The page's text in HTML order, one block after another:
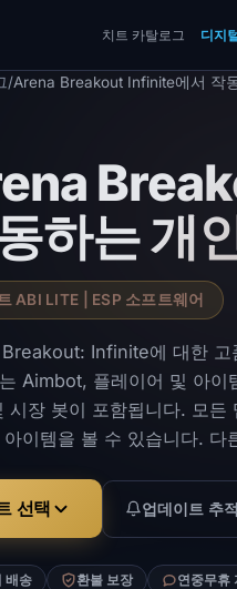
치트 카탈로그 디지
/Arena Breakout Infinite에서 작
하는 개
ABI LITE | ESP 소프트웨어
Infinite에 대한 고
Aimbot, 플레이어 및 아이
시장 봇이 포함됩니다. 모
아이템을 볼 수 있습니다. 다
개발자가 제공하는 내부, 외
선택 업데이트 추적
배송 환불 보장 연중무휴